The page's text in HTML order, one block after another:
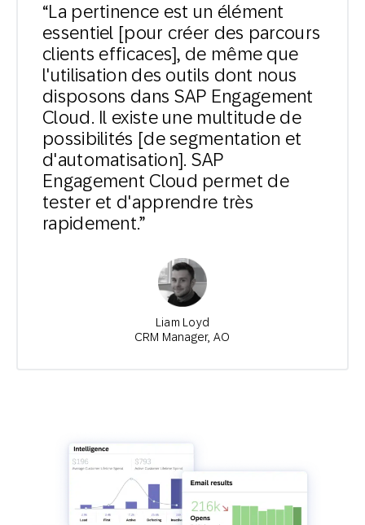
“La pertinence est un élément
essentiel [pour créer des parcours
clients efficaces], de même que
l'utilisation des outils dont nous
disposons dans SAP Engagement
Cloud. Il existe une multitude de
possibilités [de segmentation et
d'automatisation]. SAP
Engagement Cloud permet de
tester et d'apprendre très
rapidement.”
Liam Loyd
CRM Manager, AO